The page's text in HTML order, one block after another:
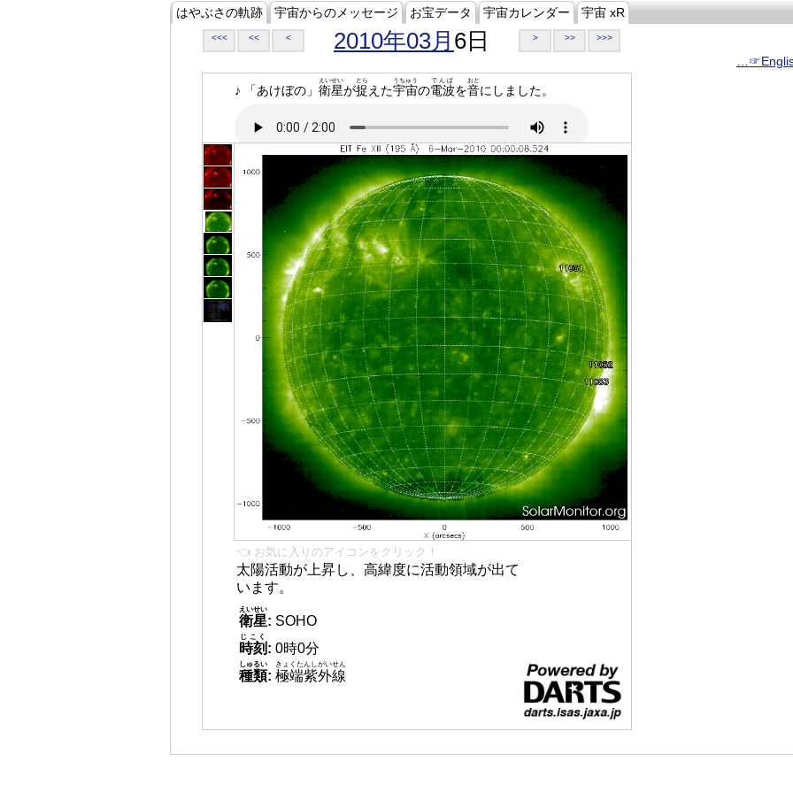
はやぶさの軌跡 宇宙からのメッセージ お宝データ 宇宙カレンダー 宇宙 xR
<<< << < 2010年03月 6日 > >> >>>
♪ 「あけぼの」 衛星
えいせい
が捉
とら
えた宇宙
うちゅう
の電波
でんぱ
を音
おと
にしました。
👈 お気に入りのアイコンをクリック！
太陽活動が上昇し、高緯度に活動領域が出て
います。
衛星
えいせい
: SOHO
時刻
じこく
: 0時0分
種類
しゅるい
: 極端紫外線
きょくたんしがいせん